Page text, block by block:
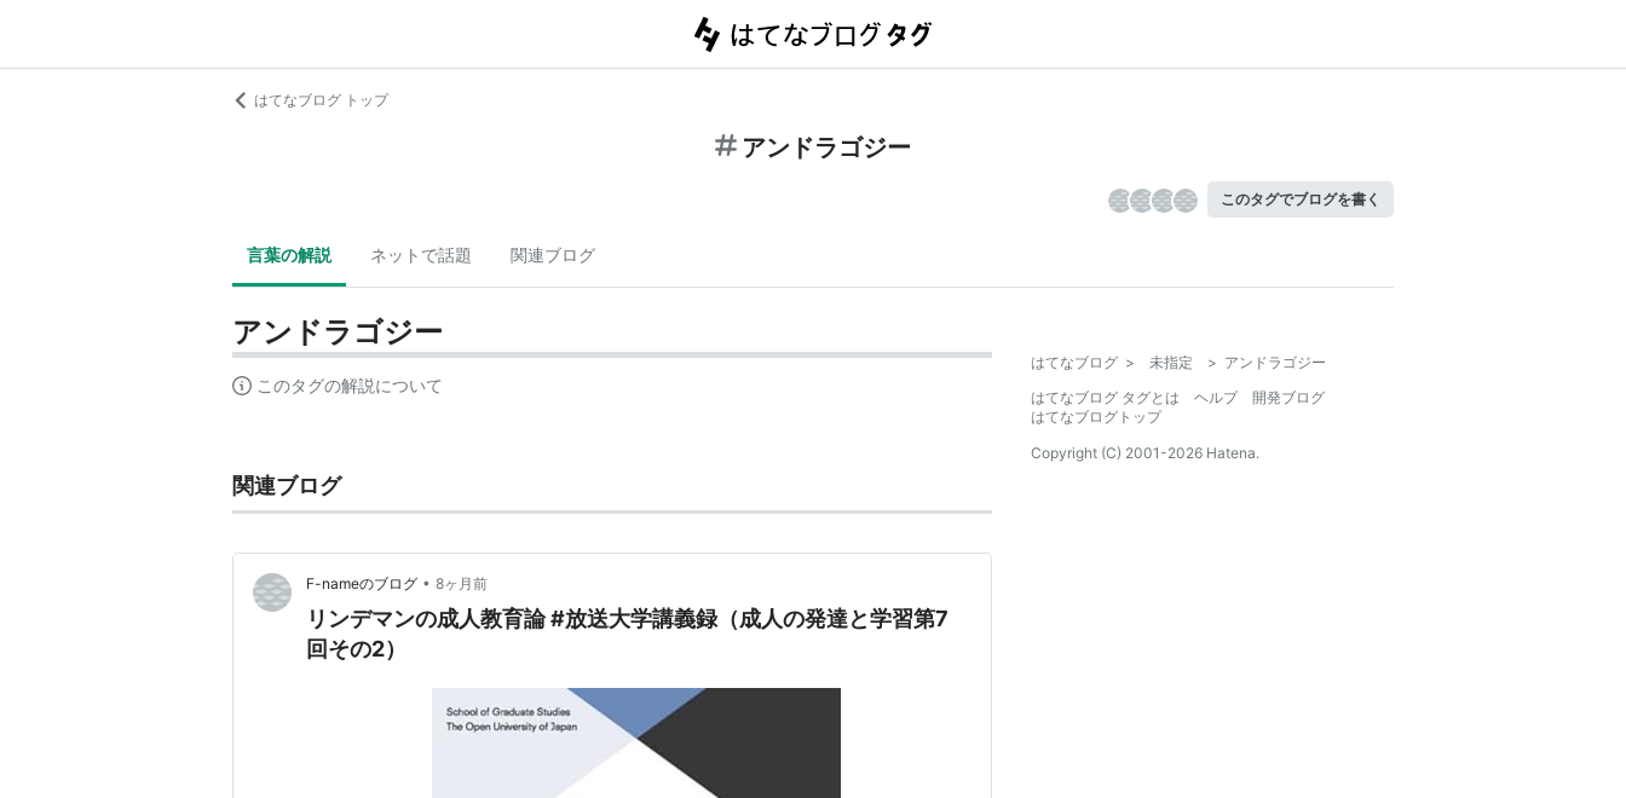
はてなブログ トップ
アンドラゴジー
このタグでブログを書く
言葉の解説 ネットで話題 関連ブログ
アンドラゴジー
このタグの解説について
関連ブログ
F-nameのブログ • 8ヶ月前
リンデマンの成人教育論 #放送大学講義録（成人の発達と学習第7
回その2）
はてなブログ > 未指定 > アンドラゴジー
はてなブログ タグとは
ヘルプ
開発ブログ
はてなブログトップ
Copyright (C) 2001-2026 Hatena.